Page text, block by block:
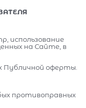
использование
на Сайте, в
Публичной оферты.
противоправных